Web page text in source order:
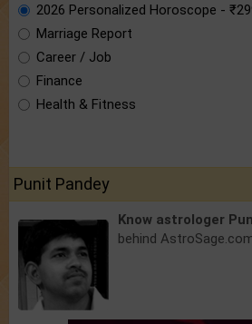
2026 Personalized Horoscope -
Marriage Report
Career / Job
Finance
Health & Fitness
Punit Pandey
Know astrologer
behind